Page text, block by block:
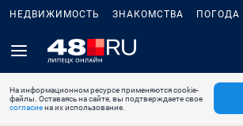
НЕДВИЖИМОСТЬ ЗНАКОМСТВА ПОГОДА
На информационном ресурсе применяются cookie-
файлы. Оставаясь на сайте, вы подтверждаете свое
согласиена их использование.